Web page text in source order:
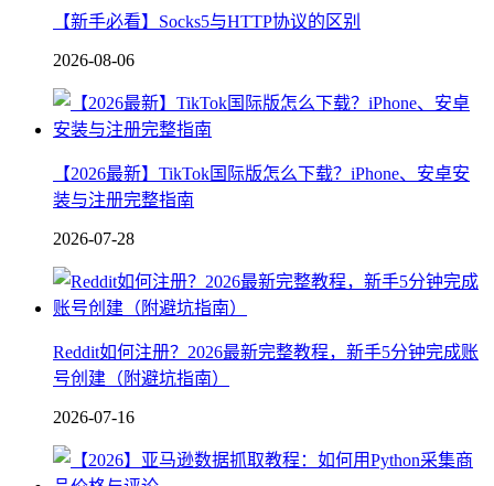
【新手必看】Socks5与HTTP协议的区别
2026-08-06
【2026最新】TikTok国际版怎么下载？iPhone、安卓安
装与注册完整指南
2026-07-28
Reddit如何注册？2026最新完整教程，新手5分钟完成账
号创建（附避坑指南）
2026-07-16